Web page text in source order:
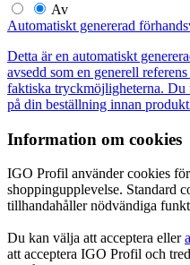
Av
Automatiskt genererad
Detta är en automatiskt
avsedd som en generell
faktiska tryckmöjligheterna.
på din beställning innan
Information om cookies
IGO Profil använder cookies
shoppingupplevelse. Standard
tillhandahåller nödvändiga
Du kan välja att acceptera eller
att acceptera IGO Profil och